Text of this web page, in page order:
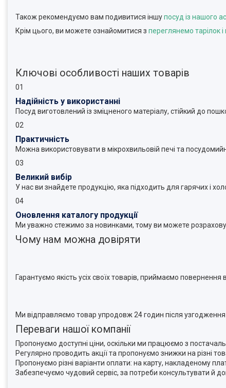
Також рекомендуємо вам подивитися іншупосуд із нашого
Крім цього, ви можете ознайомитися з переглянемо тарілок і
Ключові особливості наших товарів
01
Надійність у використанні
Посуд виготовлений із зміцненого матеріалу, стійкий до
02
Практичність
Можна використовувати в мікрохвильовій печі та
03
Великий вибір
У нас ви знайдете продукцію, яка підходить для гарячих і
04
Оновлення каталогу продукції
Ми уважно стежимо за новинками, тому ви можете
Чому нам можна довіряти
Гарантуємо якість усіх своїх товарів, приймаємо
Ми відправляємо товар упродовж 24 годин після узгодження
Переваги нашої компанії
Пропонуємо доступні ціни, оскільки ми працюємо з
Регулярно проводить акції та пропонуємо знижки на різні
Пропонуємо різні варіанти оплати: на карту, накладеному
Забезпечуємо чудовий сервіс, за потреби консультувати й